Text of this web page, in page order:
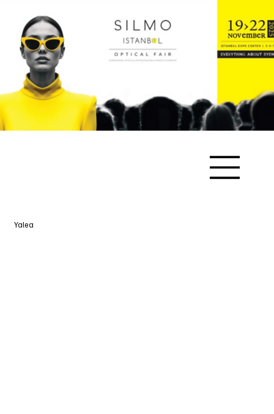
Yalea